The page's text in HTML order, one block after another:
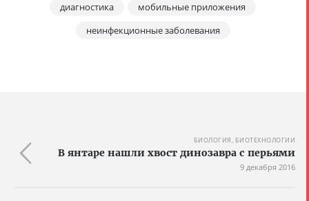
диагностика
мобильные приложения
неинфекционные заболевания
БИОЛОГИЯ, БИОТЕХНОЛОГИИ
В янтаре нашли хвост динозавра с перьями
9 декабря 2016